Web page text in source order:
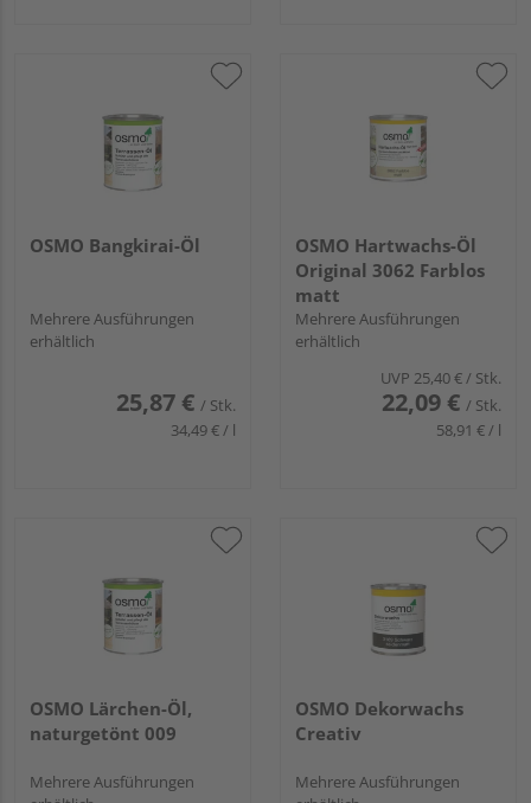
OSMO Bangkirai-Öl
Mehrere Ausführungen
erhältlich
25,87 € / Stk.
34,49 € / l
OSMO Hartwachs-Öl
Original 3062 Farblos
matt
Mehrere Ausführungen
erhältlich
UVP 25,40 €/ Stk.
22,09 € / Stk.
58,91 € / l
OSMO Lärchen-Öl,
naturgetönt 009
Mehrere Ausführungen
OSMO Dekorwachs
Creativ
Mehrere Ausführungen